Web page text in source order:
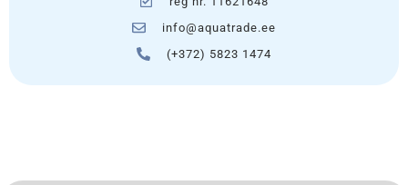
info@aquatrade.ee
(+372) 5823 1474